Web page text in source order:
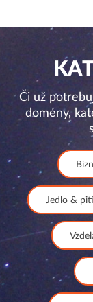
Či už
domény,
Jedlo &